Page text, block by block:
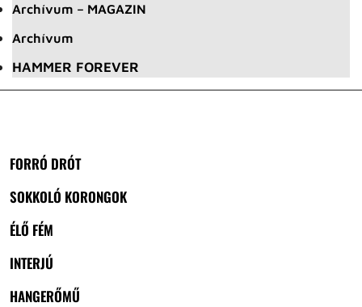
Archívum – MAGAZIN
Archívum
HAMMER FOREVER
FORRÓ DRÓT
SOKKOLÓ KORONGOK
ÉLŐ FÉM
INTERJÚ
HANGERŐMŰ